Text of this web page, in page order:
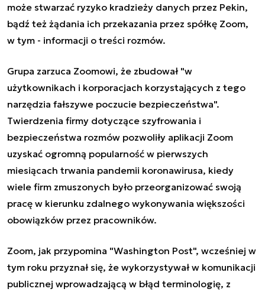
może stwarzać ryzyko kradzieży danych przez Pekin,
bądź też żądania ich przekazania przez spółkę Zoom,
w tym - informacji o treści rozmów.
Grupa zarzuca Zoomowi, że zbudował "w
użytkownikach i korporacjach korzystających z tego
narzędzia fałszywe poczucie bezpieczeństwa".
Twierdzenia firmy dotyczące szyfrowania i
bezpieczeństwa rozmów pozwoliły aplikacji Zoom
uzyskać ogromną popularność w pierwszych
miesiącach trwania pandemii koronawirusa, kiedy
wiele firm zmuszonych było przeorganizować swoją
pracę w kierunku zdalnego wykonywania większości
obowiązków przez pracowników.
Zoom, jak przypomina "Washington Post", wcześniej w
tym roku przyznał się, że wykorzystywał w komunikacji
publicznej wprowadzającą w błąd terminologię, z